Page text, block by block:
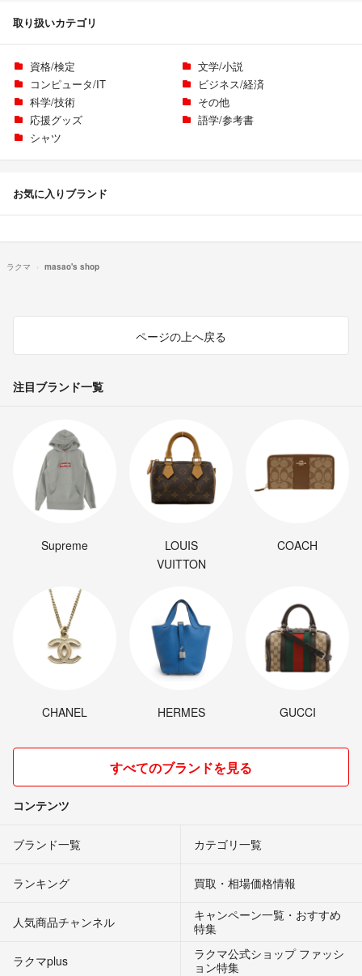
取り扱いカテゴリ
資格/検定
文学/小説
コンピュータ/IT
ビジネス/経済
科学/技術
その他
応援グッズ
語学/参考書
シャツ
お気に入りブランド
ラクマ masao's shop
ページの上へ戻る
注目ブランド一覧
Supreme
LOUIS
VUITTON
COACH
CHANEL HERMES GUCCI
すべてのブランドを見る
コンテンツ
ブランド一覧 カテゴリ一覧
ランキング 買取・相場価格情報
人気商品チャンネル
キャンペーン一覧・おすすめ
特集
ラクマplus
ラクマ公式ショップ ファッシ
ョン特集